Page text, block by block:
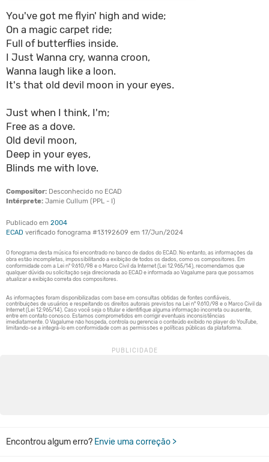
You've got me flyin' high and wide;
On a magic carpet ride;
Full of butterflies inside.
I Just Wanna cry, wanna croon,
Wanna laugh like a loon.
It's that old devil moon in your eyes.
Just when I think, I'm;
Free as a dove.
Old devil moon,
Deep in your eyes,
Blinds me with love.
Compositor: Desconhecido no ECAD
Intérprete: Jamie Cullum (PPL - I)
Publicado em 2004
ECAD verificado fonograma #13192609 em 17/Jun/2024
Encontrou algum erro? Envie uma correção >